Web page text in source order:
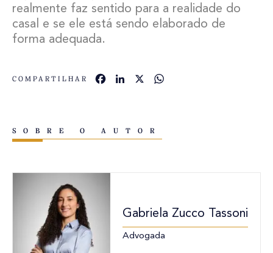
realmente faz sentido para a realidade do
casal e se ele está sendo elaborado de
forma adequada.
COMPARTILHAR FacebookLinkedIn
SOBRE O AUTOR
Gabriela Zucco Tassoni
Advogada